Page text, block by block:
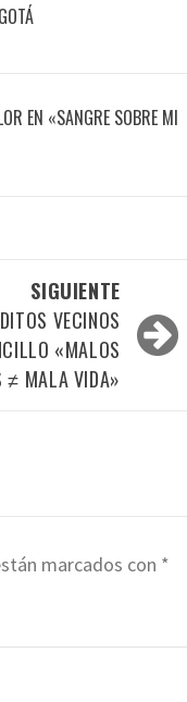
EN «SANGRE SOBRE MI
SIGUIENTE
VECINOS
«MALOS
≠ MALA VIDA»
marcados con *